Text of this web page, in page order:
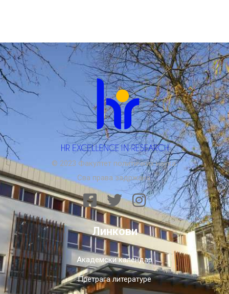
© 2023 Факултет политичких наука.
Сва права задржана.
Линкови
Академски календар
Претрага литературе